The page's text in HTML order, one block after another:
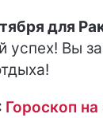
для
успех! Вы
Гороскоп